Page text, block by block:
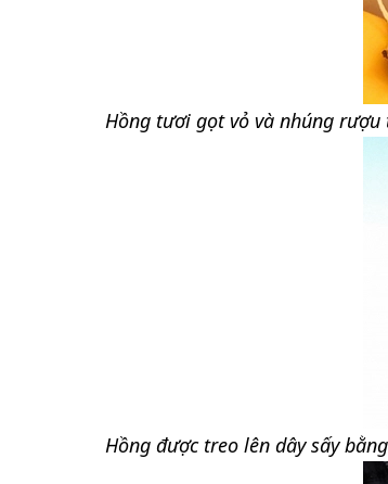
Hồng tươi gọt vỏ và nhúng
Hồng được treo lên dây sấy